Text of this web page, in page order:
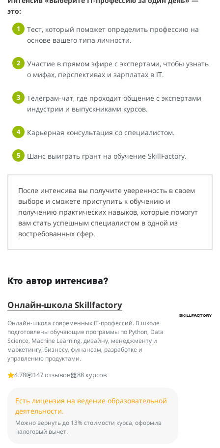
это:
Тест, который поможет определить профессию на
основе вашего типа личности.
Участие в прямом эфире с экспертами, чтобы узнать
о мифах, перспективах и зарплатах в IT.
Телеграм-чат, где проходит общение с экспертами
индустрии и выпускниками курсов.
Карьерная консультация со специалистом.
Шанс выиграть грант на обучение SkillFactory.
После интенсива вы получите уверенность в своем
выборе и сможете приступить к обучению и
получению практических навыков, которые помогут
вам стать успешным специалистом в одной из
востребованных сфер.
Кто автор интенсива?
Онлайн-школа Skillfactory
Онлайн-школа современных IT-профессий. В школе
подготовлены обучающие программы по Python, Data
Science, Machine Learning, дизайну, менеджменту и
маркетингу, бизнесу, финансам, разработке и
управлению продуктами.
4.78
147 отзывов 88 курсов
Есть лицензия на ведение образовательной
деятельности.
Можно вернуть до 13% стоимости курса, оформив
налоговый вычет.